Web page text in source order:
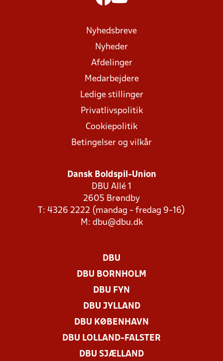
Nyhedsbreve
Nyheder
Afdelinger
Medarbejdere
Ledige stillinger
Privatlivspolitik
Cookiepolitik
Betingelser og vilkår
Dansk Boldspil-Union
DBU Allé 1
2605 Brøndby
T: 4326 2222 (mandag - fredag 9-16)
M: dbu@dbu.dk
DBU
DBU BORNHOLM
DBU FYN
DBU JYLLAND
DBU KØBENHAVN
DBU LOLLAND-FALSTER
DBU SJÆLLAND